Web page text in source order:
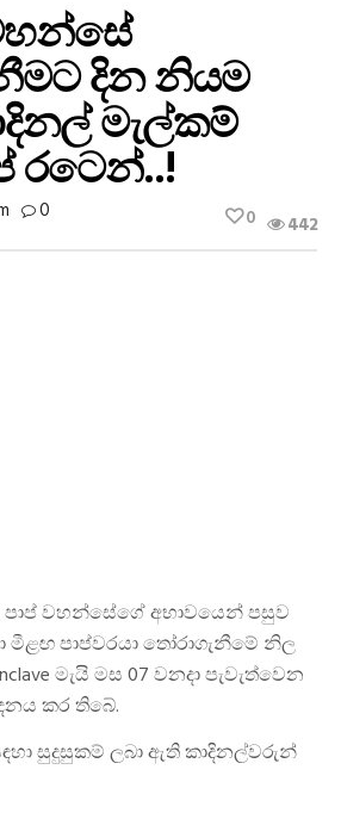
දින නියම
මැල්කම්
රටෙන්..!
0 442
0
පාප් වහන්සේගේ අභාවයෙන් පසුව
මීළඟ පාප්වරයා තෝරාගැනීමේ නිල
මැයි මස 07 වනදා පැවැත්වෙන
කර තිබේ.
සුදුසුකම් ලබා ඇති කාදිනල්වරුන්